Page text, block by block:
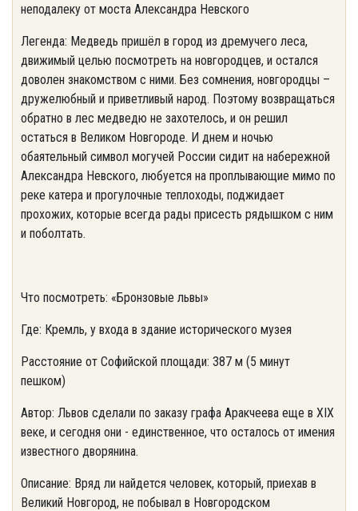
неподалеку от моста Александра Невского
Легенда: Медведь пришёл в город из дремучего леса,
движимый целью посмотреть на новгородцев, и остался
доволен знакомством с ними. Без сомнения, новгородцы –
дружелюбный и приветливый народ. Поэтому возвращаться
обратно в лес медведю не захотелось, и он решил
остаться в Великом Новгороде. И днем и ночью
обаятельный символ могучей России сидит на набережной
Александра Невского, любуется на проплывающие мимо по
реке катера и прогулочные теплоходы, поджидает
прохожих, которые всегда рады присесть рядышком с ним
и поболтать.
Что посмотреть: «Бронзовые львы»
Где: Кремль, у входа в здание исторического музея
Расстояние от Софийской площади: 387 м (5 минут
пешком)
Автор: Львов сделали по заказу графа Аракчеева еще в XIX
веке, и сегодня они - единственное, что осталось от имения
известного дворянина.
Описание: Вряд ли найдется человек, который, приехав в
Великий Новгород, не побывал в Новгородском